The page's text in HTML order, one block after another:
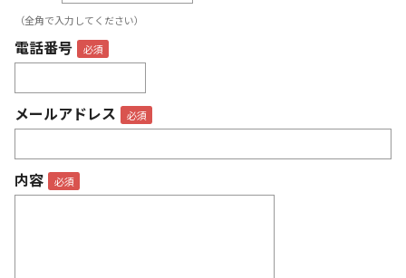
（全角で入力してください）
電話番号
メールアドレス
内容